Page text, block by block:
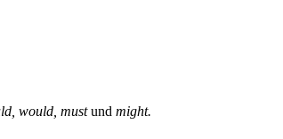
would, mustund might.